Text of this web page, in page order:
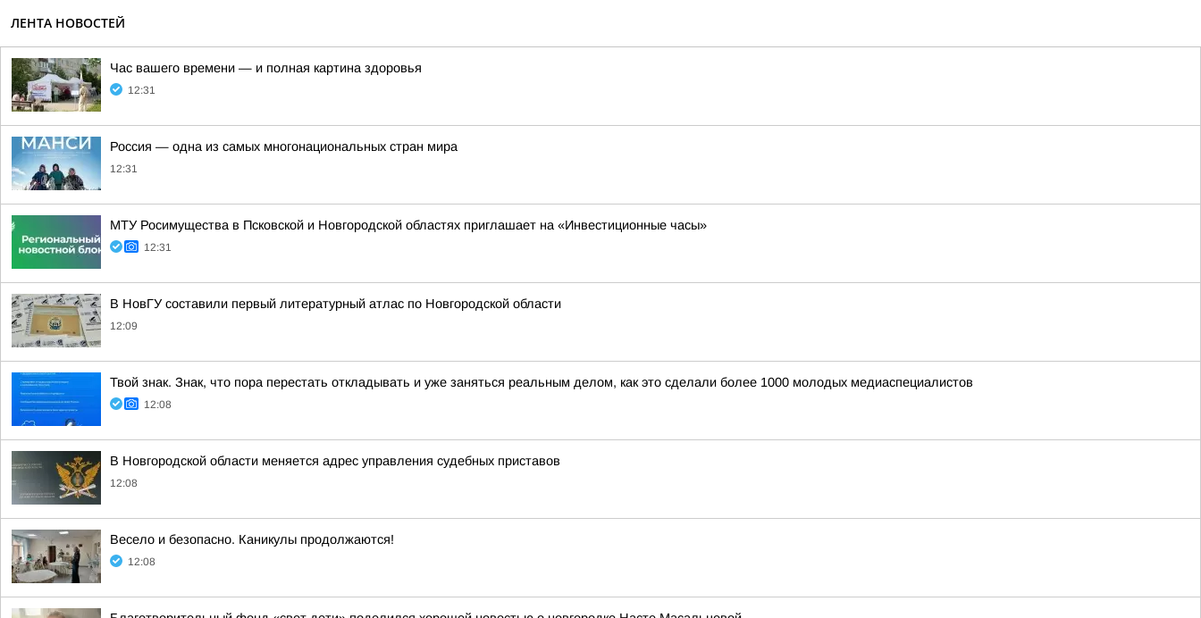
ЛЕНТА НОВОСТЕЙ
Час вашего времени — и полная картина здоровья
12:31
Россия — одна из самых многонациональных стран мира
12:31
МТУ Росимущества в Псковской и Новгородской областях приглашает на «Инвестиционные часы»
12:31
В НовГУ составили первый литературный атлас по Новгородской области
12:09
Твой знак. Знак, что пора перестать откладывать и уже заняться реальным делом, как это сделали более 1000 молодых медиаспециалистов
12:08
В Новгородской области меняется адрес управления судебных приставов
12:08
Весело и безопасно. Каникулы продолжаются!
12:08